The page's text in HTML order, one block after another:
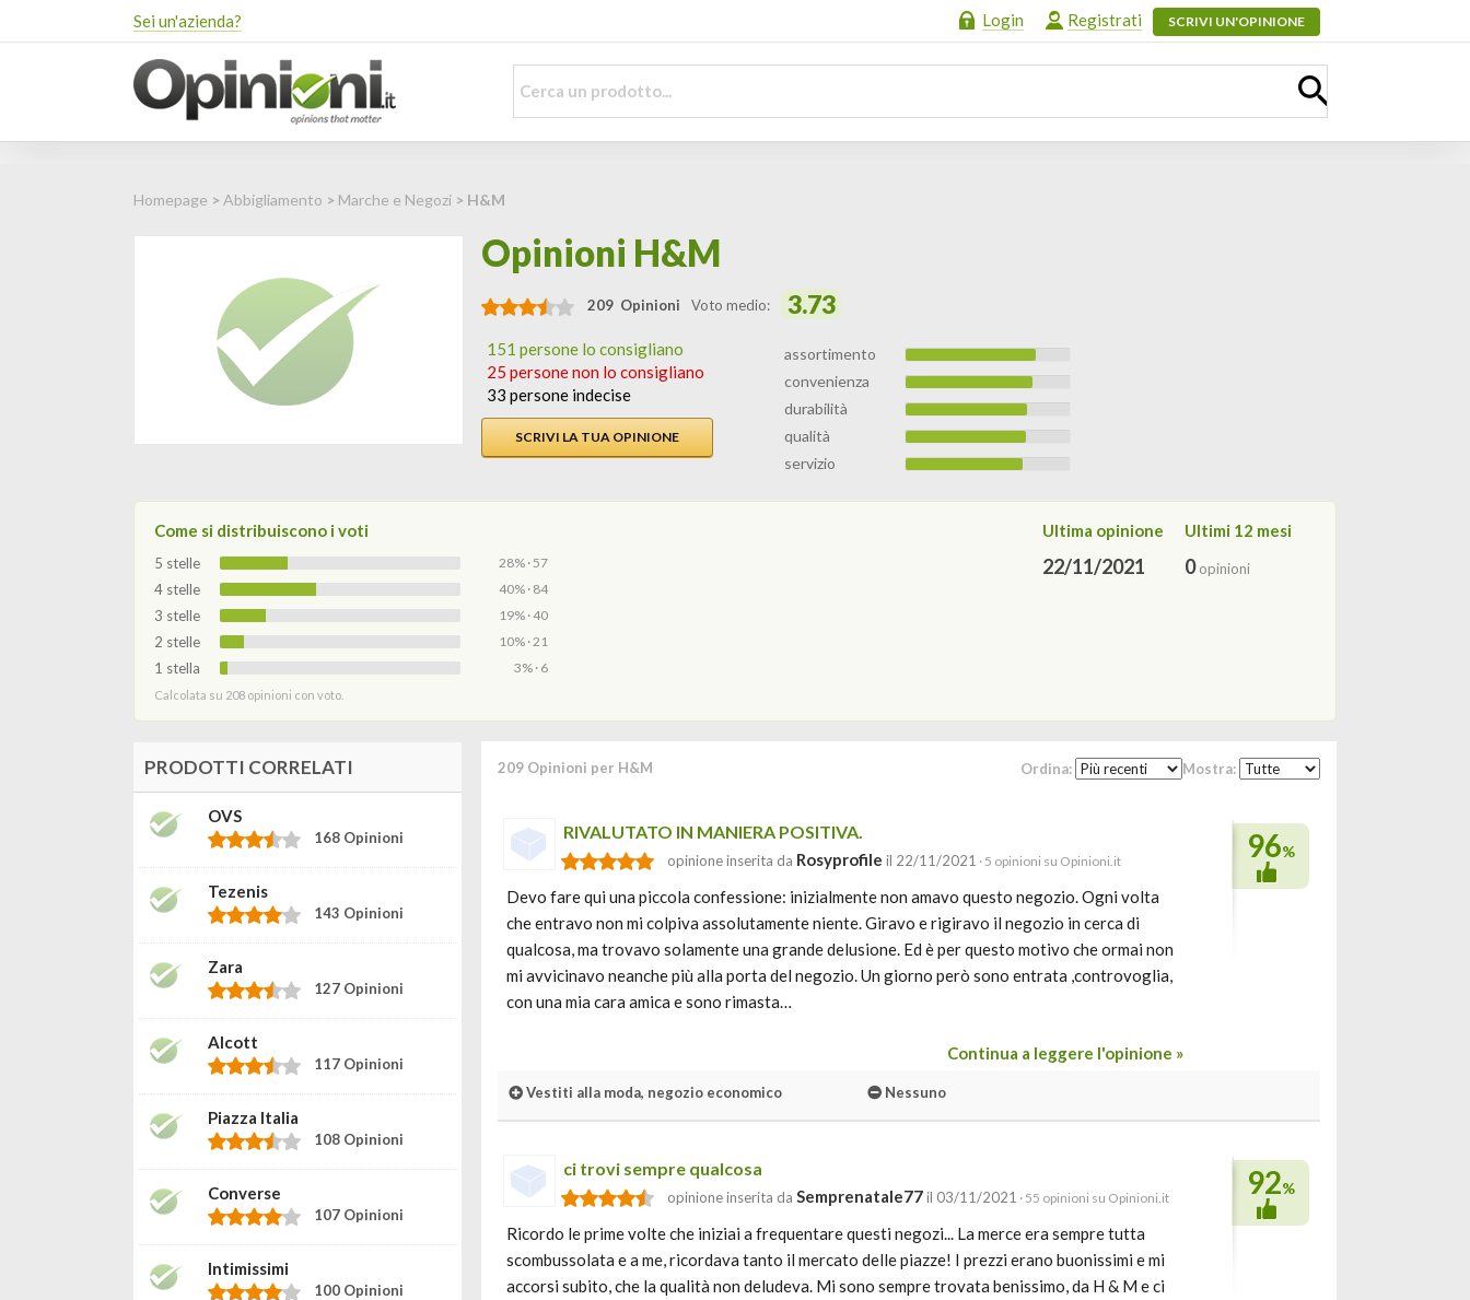
Sei un'azienda? Login Registrati SCRIVI UN'OPINIONE
Homepage > Abbigliamento > Marche e Negozi > H&M
Opinioni H&M
209 Opinioni Voto medio: 3.73
151 persone lo consigliano
25 persone non lo consigliano
33 persone indecise
SCRIVI LA TUA OPINIONE
assortimento
convenienza
durabilità
qualità
servizio
Come si distribuiscono i voti
5 stelle 28% · 57
4 stelle 40% · 84
3 stelle 19% · 40
2 stelle 10% · 21
1 stella 3% · 6
Calcolata su 208 opinioni con voto.
Ultima opinione
22/11/2021
Ultimi 12 mesi
0opinioni
209 Opinioni per H&M Ordina: Mostra:
RIVALUTATO IN MANIERA POSITIVA.
opinione inserita da Rosyprofile il 22/11/2021 · 5 opinioni su Opinioni.it
Devo fare qui una piccola confessione: inizialmente non amavo questo negozio. Ogni volta
che entravo non mi colpiva assolutamente niente. Giravo e rigiravo il negozio in cerca di
qualcosa, ma trovavo solamente una grande delusione. Ed è per questo motivo che ormai non
mi avvicinavo neanche più alla porta del negozio. Un giorno però sono entrata ,controvoglia,
con una mia cara amica e sono rimasta…
Continua a leggere l'opinione »
96%
Vestiti alla moda, negozio economico Nessuno
ci trovi sempre qualcosa
opinione inserita da Semprenatale77il 03/11/2021 · 55 opinioni su Opinioni.it
Ricordo le prime volte che iniziai a frequentare questi negozi... La merce era sempre tutta
scombussolata e a me, ricordava tanto il mercato delle piazze! I prezzi erano buonissimi e mi
accorsi subito, che la qualità non deludeva. Mi sono sempre trovata benissimo, da H & M e ci
92%
PRODOTTI CORRELATI
OVS
168 Opinioni
Tezenis
143 Opinioni
Zara
127 Opinioni
Alcott
117 Opinioni
Piazza Italia
108 Opinioni
Converse
107 Opinioni
Intimissimi
100 Opinioni